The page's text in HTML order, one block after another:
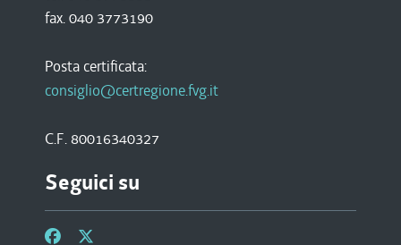
fax. 040 3773190
Posta certificata:
consiglio@certregione.fvg.it
C.F. 80016340327
Seguici su